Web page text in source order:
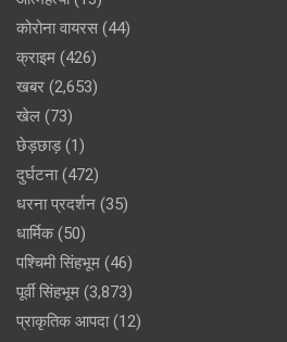
कोरोना वायरस (44)
क्राइम (426)
खबर (2,653)
खेल (73)
छेड़छाड़(1)
दुर्घटना(472)
धरना प्रदर्शन (35)
धार्मिक(50)
पश्चिमी सिंहभूम (46)
पूर्वी सिंहभूम (3,873)
प्राकृतिक आपदा(12)